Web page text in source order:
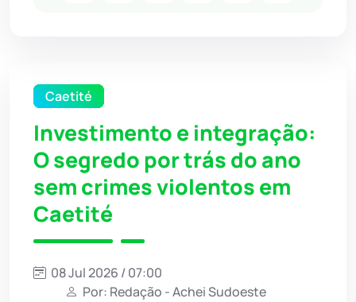
Caetité
Investimento e integração:
O segredo por trás do ano
sem crimes violentos em
Caetité
08 Jul 2026 / 07:00
Por: Redação - Achei Sudoeste